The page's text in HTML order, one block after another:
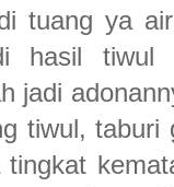
tuang ya
hasil
jadi
tiwul, taburi